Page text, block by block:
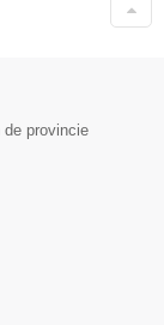
de provincie